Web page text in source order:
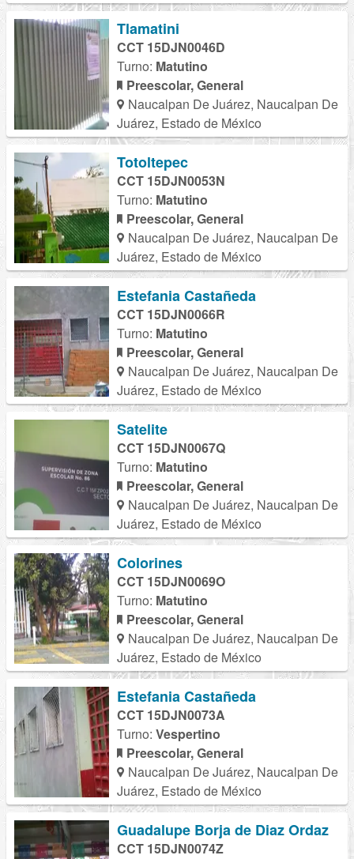
Tlamatini
CCT 15DJN0046D
Turno: Matutino
Preescolar, General
Naucalpan De Juárez, Naucalpan De
Juárez, Estado de México
Totoltepec
CCT 15DJN0053N
Turno: Matutino
Preescolar, General
Naucalpan De Juárez, Naucalpan De
Juárez, Estado de México
Estefania Castañeda
CCT 15DJN0066R
Turno: Matutino
Preescolar, General
Naucalpan De Juárez, Naucalpan De
Juárez, Estado de México
Satelite
CCT 15DJN0067Q
Turno: Matutino
Preescolar, General
Naucalpan De Juárez, Naucalpan De
Juárez, Estado de México
Colorines
CCT 15DJN0069O
Turno: Matutino
Preescolar, General
Naucalpan De Juárez, Naucalpan De
Juárez, Estado de México
Estefania Castañeda
CCT 15DJN0073A
Turno: Vespertino
Preescolar, General
Naucalpan De Juárez, Naucalpan De
Juárez, Estado de México
Guadalupe Borja de Diaz Ordaz
CCT 15DJN0074Z